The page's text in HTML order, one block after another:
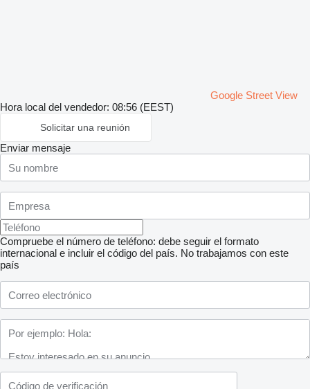
Google Street View
Hora local del vendedor: 08:56 (EEST)
Solicitar una reunión
Enviar mensaje
Compruebe el número de teléfono: debe seguir el formato
internacional e incluir el código del país. No trabajamos con este
país